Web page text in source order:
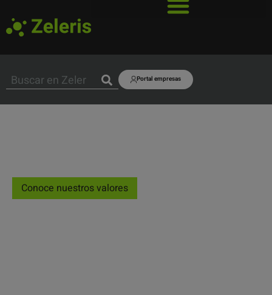
Portal empresas
Conoce nuestros valores